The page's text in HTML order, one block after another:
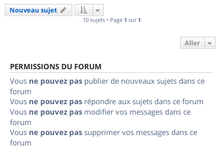
Nouveau sujet
10 sujets • Page 1 sur 1
Aller
PERMISSIONS DU FORUM
Vous ne pouvez pas publier de nouveaux sujets dans ce
forum
Vous ne pouvez pas répondre aux sujets dans ce forum
Vous ne pouvez pas modifier vos messages dans ce
forum
Vous ne pouvez pas supprimer vos messages dans ce
forum